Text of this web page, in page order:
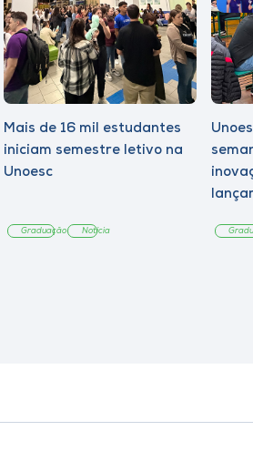
Mais de 16 mil estudantes
iniciam semestre letivo na
Unoesc
Graduação Notícia